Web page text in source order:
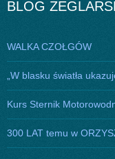
BLOG
WALKA CZOŁGÓW
„W blasku światła
Kurs Sternik
300 LAT temu w